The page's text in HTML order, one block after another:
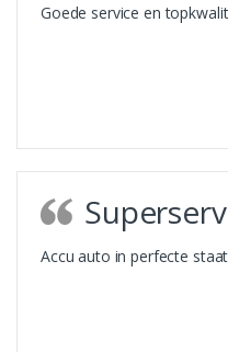
Goede service en
Accu auto in perfecte